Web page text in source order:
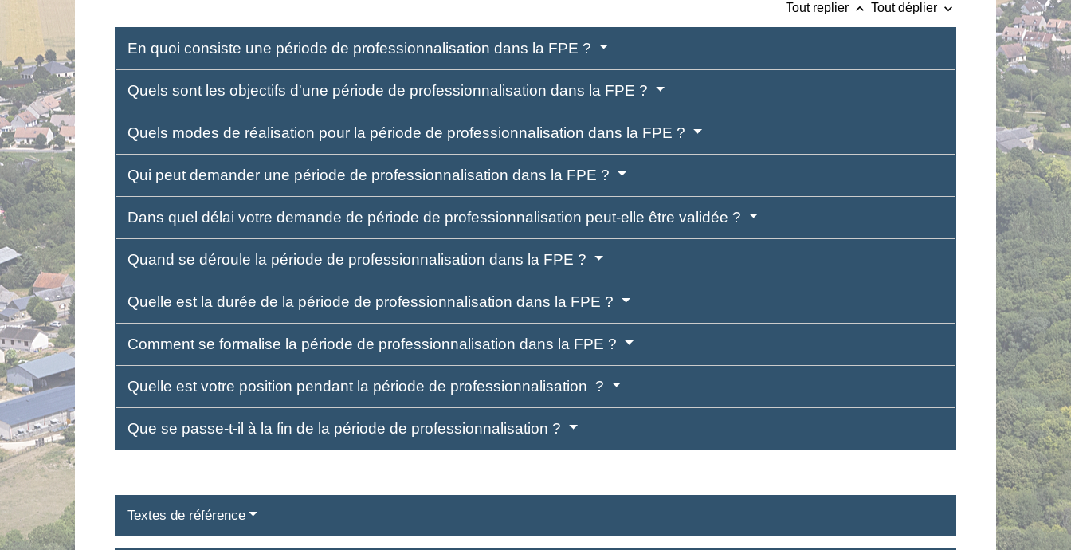
Tout replier keyboard_arrow_up Tout déplier keyboard_arrow_down
En quoi consiste une période de professionnalisation dans la FPE ?
Quels sont les objectifs d'une période de professionnalisation dans la FPE ?
Quels modes de réalisation pour la période de professionnalisation dans la FPE ?
Qui peut demander une période de professionnalisation dans la FPE ?
Dans quel délai votre demande de période de professionnalisation peut-elle être validée ?
Quand se déroule la période de professionnalisation dans la FPE ?
Quelle est la durée de la période de professionnalisation dans la FPE ?
Comment se formalise la période de professionnalisation dans la FPE ?
Quelle est votre position pendant la période de professionnalisation ?
Que se passe-t-il à la fin de la période de professionnalisation ?
Textes de référence